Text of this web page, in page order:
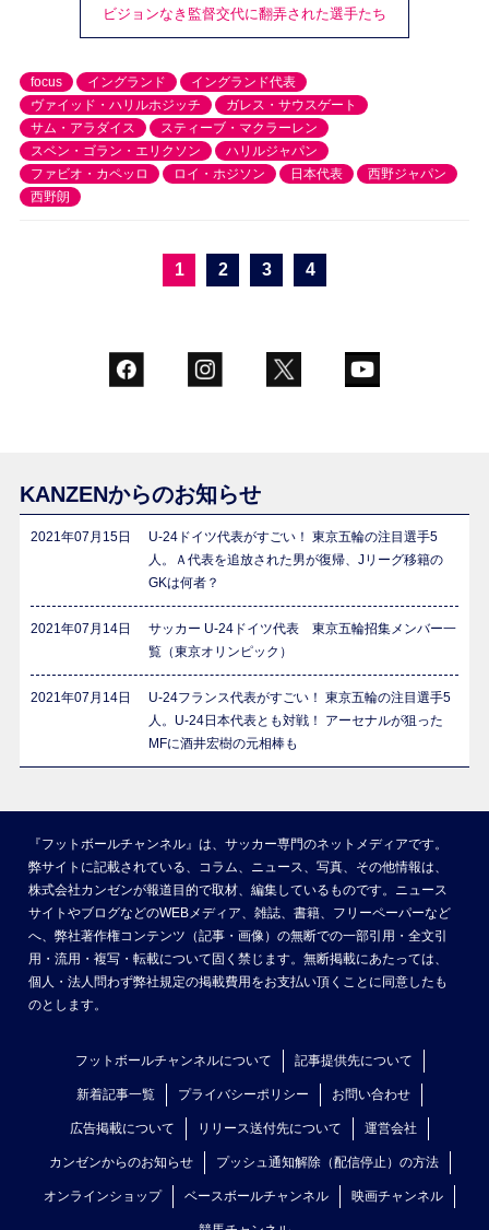
ビジョンなき監督交代に翻弄された選手たち
focus イングランド
イングランド代表
ヴァイッド・ハリルホジッチ
ガレス・サウスゲート
サム・アラダイス
スティーブ・マクラーレン
スベン・ゴラン・エリクソン
ハリルジャパン
ファビオ・カペッロ
ロイ・ホジソン 日本代表
西野ジャパン
西野朗
1 2 3 4
KANZENからのお知らせ
2021年07月15日
U-24ドイツ代表がすごい！ 東京五輪の注目選手5
人。Ａ代表を追放された男が復帰、Jリーグ移籍の
GKは何者？
2021年07月14日
サッカー U-24ドイツ代表 東京五輪招集メンバー一
覧（東京オリンピック）
2021年07月14日
U-24フランス代表がすごい！ 東京五輪の注目選手5
人。U-24日本代表とも対戦！ アーセナルが狙った
MFに酒井宏樹の元相棒も
『フットボールチャンネル』は、サッカー専門のネットメディアです。
弊サイトに記載されている、コラム、ニュース、写真、その他情報は、
株式会社カンゼンが報道目的で取材、編集しているものです。ニュース
サイトやブログなどのWEBメディア、雑誌、書籍、フリーペーパーなど
へ、弊社著作権コンテンツ（記事・画像）の無断での一部引用・全文引
用・流用・複写・転載について固く禁じます。無断掲載にあたっては、
個人・法人問わず弊社規定の掲載費用をお支払い頂くことに同意したも
のとします。
フットボールチャンネルについて 記事提供先について
新着記事一覧 プライバシーポリシー お問い合わせ
広告掲載について リリース送付先について 運営会社
カンゼンからのお知らせ プッシュ通知解除（配信停止）の方法
オンラインショップ ベースボールチャンネル 映画チャンネル